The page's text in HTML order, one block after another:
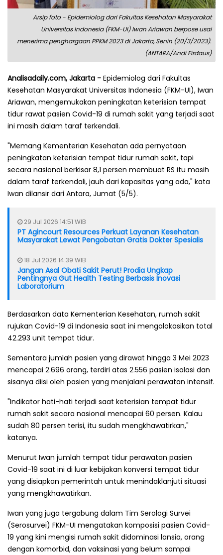
Arsip foto - Epidemiolog dari Fakultas Kesehatan Masyarakat
Universitas Indonesia (FKM-UI) Iwan Ariawan berpose usai
menerima penghargaan PPKM 2023 di Jakarta, Senin (20/3/2023).
(ANTARA/Andi Firdaus)
Analisadaily.com, Jakarta - Epidemiolog dari Fakultas
Kesehatan Masyarakat Universitas Indonesia (FKM-UI), Iwan
Ariawan, mengemukakan peningkatan keterisian tempat
tidur rawat pasien Covid-19 di rumah sakit yang terjadi saat
ini masih dalam taraf terkendali.
"Memang Kementerian Kesehatan ada pernyataan
peningkatan keterisian tempat tidur rumah sakit, tapi
secara nasional berkisar 8,1 persen membuat RS itu masih
dalam taraf terkendali, jauh dari kapasitas yang ada," kata
Iwan dilansir dari Antara, Jumat (5/5).
29 Jul 2026 14:51 WIB
PT Agincourt Resources Perkuat Layanan Kesehatan
Masyarakat Lewat Pengobatan Gratis Dokter Spesialis
18 Jul 2026 14:39 WIB
Jangan Asal Obati Sakit Perut! Prodia Ungkap
Pentingnya Gut Health Testing Berbasis Inovasi
Laboratorium
Berdasarkan data Kementerian Kesehatan, rumah sakit
rujukan Covid-19 di Indonesia saat ini mengalokasikan total
42.293 unit tempat tidur.
Sementara jumlah pasien yang dirawat hingga 3 Mei 2023
mencapai 2.696 orang, terdiri atas 2.556 pasien isolasi dan
sisanya diisi oleh pasien yang menjalani perawatan intensif.
"Indikator hati-hati terjadi saat keterisian tempat tidur
rumah sakit secara nasional mencapai 60 persen. Kalau
sudah 80 persen terisi, itu sudah mengkhawatirkan,"
katanya.
Menurut Iwan jumlah tempat tidur perawatan pasien
Covid-19 saat ini di luar kebijakan konversi tempat tidur
yang disiapkan pemerintah untuk menindaklanjuti situasi
yang mengkhawatirkan.
Iwan yang juga tergabung dalam Tim Serologi Survei
(Serosurvei) FKM-UI mengatakan komposisi pasien Covid-
19 yang kini mengisi rumah sakit didominasi lansia, orang
dengan komorbid, dan vaksinasi yang belum sampai